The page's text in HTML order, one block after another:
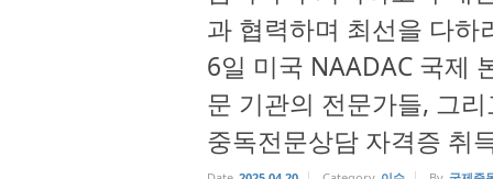
과 협력하며 최선을 다하
6일 미국 NAADAC 국제
문 기관의 전문가들, 그
중독전문상담 자격증 취